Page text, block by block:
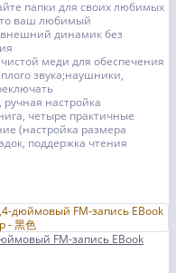
папки для своих любимых
ваш любимый
динамик без
меди для обеспечения
звука;наушники,
настройка
четыре практичные
(настройка размера
поддержка чтения
FM-запись EBook